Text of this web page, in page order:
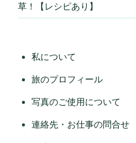
草！【レシピあり】
私について
旅のプロフィール
写真のご使用について
連絡先・お仕事の問合せ